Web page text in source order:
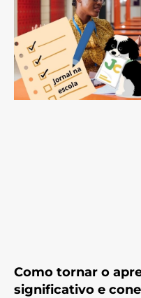
Como tornar o
significativo e